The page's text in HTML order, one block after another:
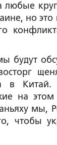
любые
но это
Китай.
на
мы,
чтобы